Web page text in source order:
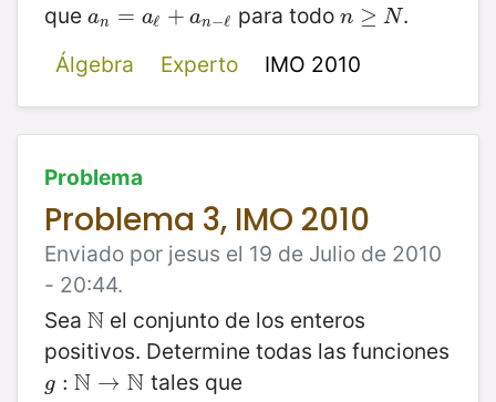
que an = aℓ + an−ℓ
an =a ℓ+ an −ℓ para todo n ≥ N
n≥N
.
Álgebra
Experto IMO 2010
Problema
Problema 3, IMO 2010
Enviado por jesus el 19 de Julio de 2010
- 20:44.
Sea N
Nel conjunto de los enteros
positivos. Determine todas las funciones
g : N → N
g N→ N
tales que